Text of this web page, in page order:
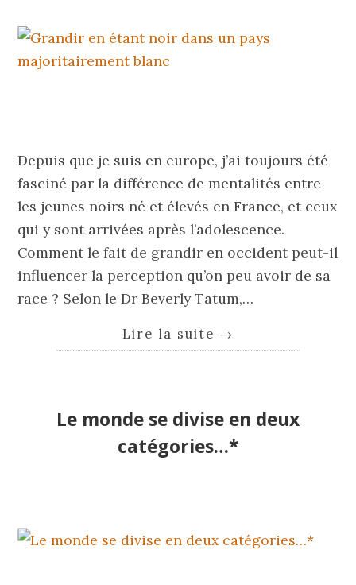
Depuis que je suis en europe, j’ai toujours été
fasciné par la différence de mentalités entre
les jeunes noirs né et élevés en France, et ceux
qui y sont arrivées après l’adolescence.
Comment le fait de grandir en occident peut-il
influencer la perception qu’on peu avoir de sa
race ? Selon le Dr Beverly Tatum,…
Lire la suite →
Le monde se divise en deux
catégories…*